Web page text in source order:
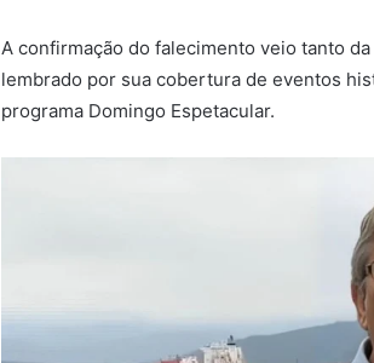
A confirmação do falecimento veio tanto
lembrado por sua cobertura de eventos
programa Domingo Espetacular.